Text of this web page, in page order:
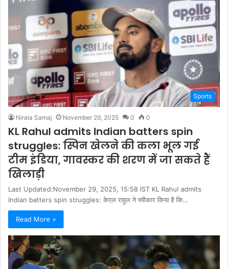
Sports
Nirala Samaj November 29, 2025 0 0
KL Rahul admits Indian batters spin
struggles: स्पिन खेलने की कला भूल गई
टीम इंडिया, गावस्कर की शरण में जा सकते हैं
खिलाड़ी
Last Updated:November 29, 2025, 15:58 IST KL Rahul admits
Indian batters spin struggles: केएल राहुल ने स्वीकार किया है कि…
Read More »